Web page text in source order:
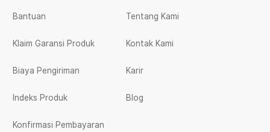
Bantuan
Klaim Garansi Produk
Biaya Pengiriman
Indeks Produk
Konfirmasi Pembayaran
Tentang Kami
Kontak Kami
Karir
Blog